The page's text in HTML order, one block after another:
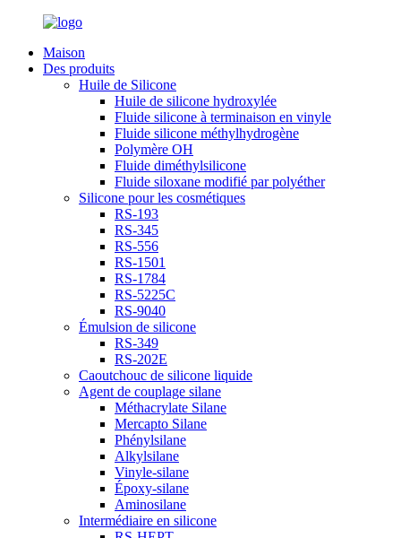
Maison
Des produits
Huile de Silicone
Huile de silicone hydroxylée
Fluide silicone à terminaison en vinyle
Fluide silicone méthylhydrogène
Polymère OH
Fluide diméthylsilicone
Fluide siloxane modifié par polyéther
Silicone pour les cosmétiques
RS-193
RS-345
RS-556
RS-1501
RS-1784
RS-5225C
RS-9040
Émulsion de silicone
RS-349
RS-202E
Caoutchouc de silicone liquide
Agent de couplage silane
Méthacrylate Silane
Mercapto Silane
Phénylsilane
Alkylsilane
Vinyle-silane
Époxy-silane
Aminosilane
Intermédiaire en silicone